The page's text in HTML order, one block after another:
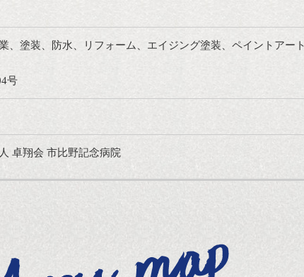
、塗装、防水、リフォーム、エイジング塗装、ペイントアー
号
卓翔会 市比野記念病院